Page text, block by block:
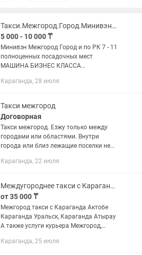
Такси.Межгород.Город.Минивэн.Аренда Услуги Трансфер.Пассажирские перевозки.
5 000 - 10 000 ₸
Минивэн Межгород Город и по РК 7 - 11
полноценных посадочных мест
МАШИНА БИЗНЕС КЛАССА
ПЕРСОНАЛА ВСРТЕЧА С АЭРОПОРТА И
КОРПОРАТИВЫ,ЛЮБЫЕ...
Караганда, 28 июля
Такси межгород
Договорная
Такси межгород. Езжу только между
городами или областями. Внутри
города или близ лежащие поселки не
Казахстана.Машина кия спортейдж.
Караганда, 22 июля
Междугороднее такси с Караганда_ Актобе, Актау, Уральск, Атырау Казахстан
от 35 000 ₸
Межгород такси с Караганда Актобе
Караганда Уральск, Караганда Атырау
А также услуги курьера Межгород,
рассрочка. Каспи рэж
Караганда, 25 июля